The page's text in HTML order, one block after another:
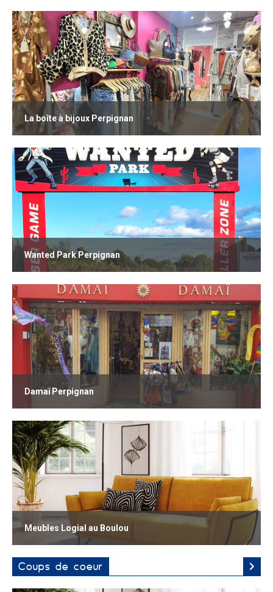
La boîte à bijoux Perpignan
Wanted Park Perpignan
Damaï Perpignan
Meubles Logial au Boulou
Coups de coeur